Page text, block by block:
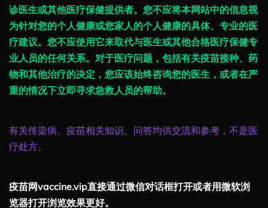
诊医生或其他医疗保健提供者。您不应将本网站中的信息视
为针对您的个人健康或您家人的个人健康的具体、专业的医
疗建议。您不应使用它来取代与医生或其他合格医疗保健专
业人员的任何关系。对于医疗问题，包括有关疫苗接种、药
物和其他治疗的决定，您应该始终咨询您的医生，或者在严
重的情况下立即寻求急救人员的帮助。
有关传染病、疫苗相关知识、问答均供交流和参考，不是医
疗处方。
疫苗网vaccine.vip直接通过微信对话框打开或者用微软浏
览器打开浏览效果更好。